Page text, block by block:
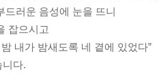
드러운 음성에 눈을 뜨니
잡으시고
내가 밤새도록 네 곁에 있었다”
니다.